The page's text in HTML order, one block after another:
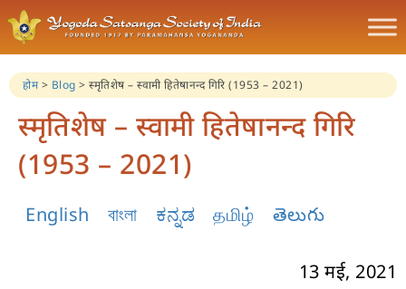
होम> Blog > स्मृतिशेष – स्वामी हितेषानन्द गिरि (1953 – 2021)
स्मृतिशेष – स्वामी हितेषानन्द गिरि
(1953 – 2021)
English বাংলা ಕನ್ನಡ தமிழ் తెలుగు
13 मई, 2021